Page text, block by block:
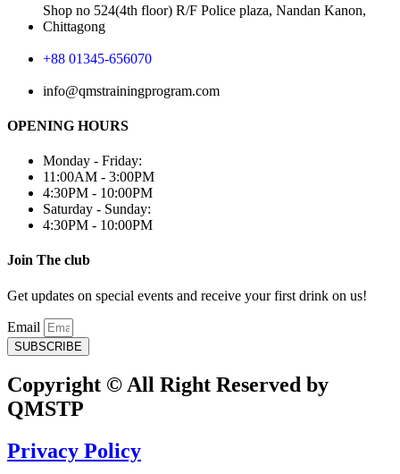
Shop no 524(4th floor) R/F Police plaza, Nandan Kanon,
Chittagong
+88 01345-656070
info@qmstrainingprogram.com
OPENING HOURS
Monday - Friday:
11:00AM - 3:00PM
4:30PM - 10:00PM
Saturday - Sunday:
4:30PM - 10:00PM
Join The club
Get updates on special events and receive your first drink on us!
Email
SUBSCRIBE
Copyright © All Right Reserved by
QMSTP
Privacy Policy